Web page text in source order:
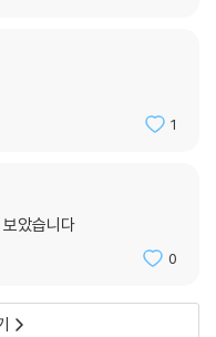
응답한 결과였지 않은가. 일
본은 본격적인 전쟁국가로
기업의 형태를 띤다. 일례로
. 그러나 일본은 달랐다. 일본
는 방식이었다. 모든 것을 제
로 집계된다. 청일전쟁 전비
들의 2.26 쿠데타가 ‘쇼와 유
본에서 유신은 자신의 신념에
명분이 되었다. 하지만 성공
, 국민을 태연히 위험에 빠트
한 우연이 모여 일본의 성공
있는 위험한 질주였다. 일본
곤 했다. 만주침략, 중일전쟁,
1
았습니다
0